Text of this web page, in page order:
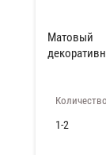
Матовый
1-2